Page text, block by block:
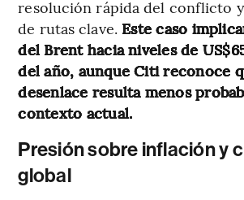
resolución rápida del conflicto
de rutas clave.Este caso
del Brent hacia niveles de
del año, aunque Citi reconoce
desenlace resulta menos
contexto actual.
Presión sobre inflación y
global